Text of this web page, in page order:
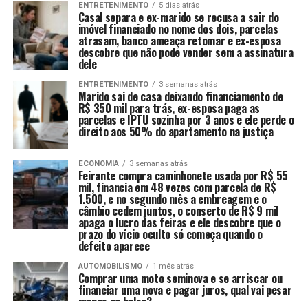
ENTRETENIMENTO 5 dias atrás
Casal separa e ex-marido se recusa a sair do
imóvel financiado no nome dos dois, parcelas
atrasam, banco ameaça retomar e ex-esposa
descobre que não pode vender sem a assinatura
dele
ENTRETENIMENTO 3 semanas atrás
Marido sai de casa deixando financiamento de
R$ 350 mil para trás, ex-esposa paga as
parcelas e IPTU sozinha por 3 anos e ele perde o
direito aos 50% do apartamento na justiça
ECONOMIA 3 semanas atrás
Feirante compra caminhonete usada por R$ 55
mil, financia em 48 vezes com parcela de R$
1.500, e no segundo mês a embreagem e o
câmbio cedem juntos, o conserto de R$ 9 mil
apaga o lucro das feiras e ele descobre que o
prazo do vício oculto só começa quando o
defeito aparece
AUTOMOBILISMO 1 mês atrás
Comprar uma moto seminova e se arriscar ou
financiar uma nova e pagar juros, qual vai pesar